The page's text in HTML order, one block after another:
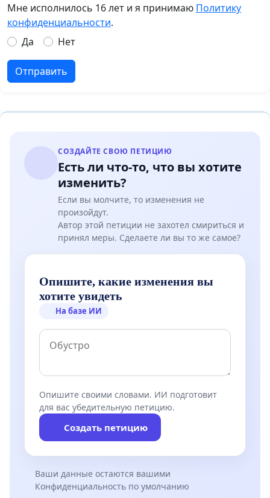
Мне исполнилось 16 лет и я принимаю Политику
конфиденциальности.
Да
Нет
Отправить
СОЗДАЙТЕ СВОЮ ПЕТИЦИЮ
Есть ли что-то, что вы хотите
изменить?
Если вы молчите, то изменения не
произойдут.
Автор этой петиции не захотел смириться и
принял меры. Сделаете ли вы то же самое?
Опишите, какие изменения вы
хотите увидеть
На базе ИИ
Опишите своими словами. ИИ подготовит
для вас убедительную петицию.
Создать петицию
Ваши данные остаются вашими
Конфиденциальность по умолчанию